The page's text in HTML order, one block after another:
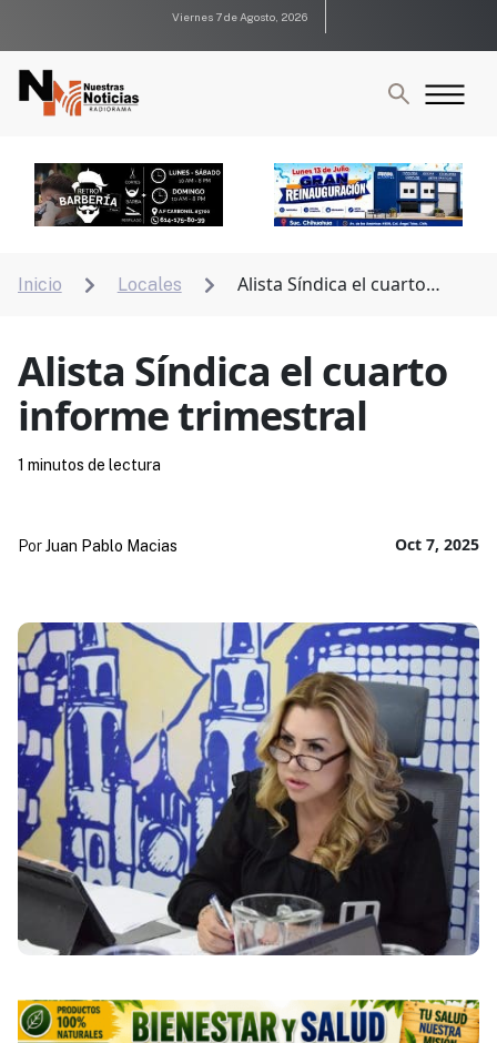
Viernes 7 de Agosto, 2026
Inicio  Locales 
Alista Síndica el cuarto
Alista Síndica el cuarto
informe trimestral
Oct 7, 2025
PorJuan Pablo Macias
1 minutos de lectura